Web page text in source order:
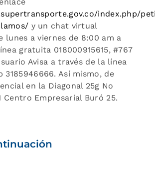
index.php/
y un chat virtual
lunes a viernes de 8:00 am a
gratuita 018000915615, #767
Avisa a través de la línea
3185946666. Así mismo, de
en la Diagonal 25g No
Centro Empresarial Buró 25.